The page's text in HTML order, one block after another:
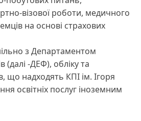
візової роботи, медичного
на основі страхових
з Департаментом
(далі -ДЕФ), обліку та
що надходять КПІ ім. Ігоря
освітніх послуг іноземним